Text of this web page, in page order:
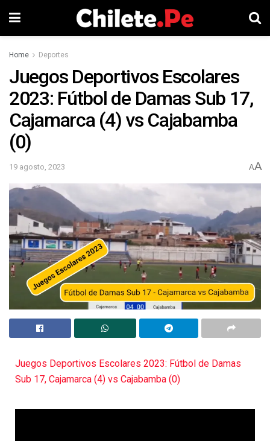
Home Deportes
Juegos Deportivos Escolares
2023: Fútbol de Damas Sub 17,
Cajamarca (4) vs Cajabamba
(0)
19 agosto, 2023 AA
Juegos Deportivos Escolares 2023: Fútbol de Damas
Sub 17, Cajamarca (4) vs Cajabamba (0)